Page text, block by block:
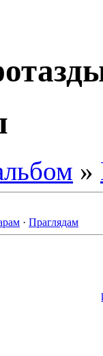
»
· Праглядам